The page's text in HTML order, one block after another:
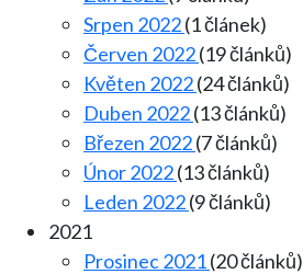
Srpen 2022(1 článek)
Červen 2022(19 článků)
Květen 2022(24 článků)
Duben 2022(13 článků)
Březen 2022(7 článků)
Únor 2022(13 článků)
Leden 2022(9 článků)
2021
Prosinec 2021(20 článků)